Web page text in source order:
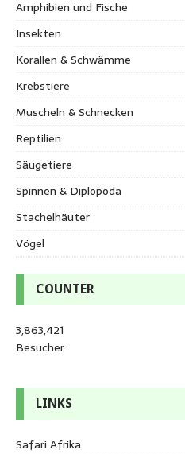
Amphibien und Fische
Insekten
Korallen & Schwämme
Krebstiere
Muscheln & Schnecken
Reptilien
Säugetiere
Spinnen & Diplopoda
Stachelhäuter
Vögel
COUNTER
3,863,421
Besucher
LINKS
Safari Afrika